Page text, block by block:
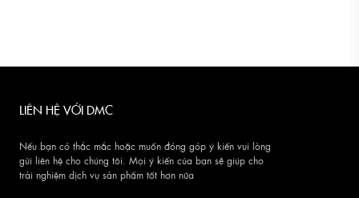
LIÊN HỆ VỚI DMC
Nếu bạn có thắc mắc hoặc muốn đóng góp ý kiến vui lòng
gửi liên hệ cho chúng tôi. Mọi ý kiến của bạn sẽ giúp cho
trải nghiệm dịch vụ sản phẩm tốt hơn nữa